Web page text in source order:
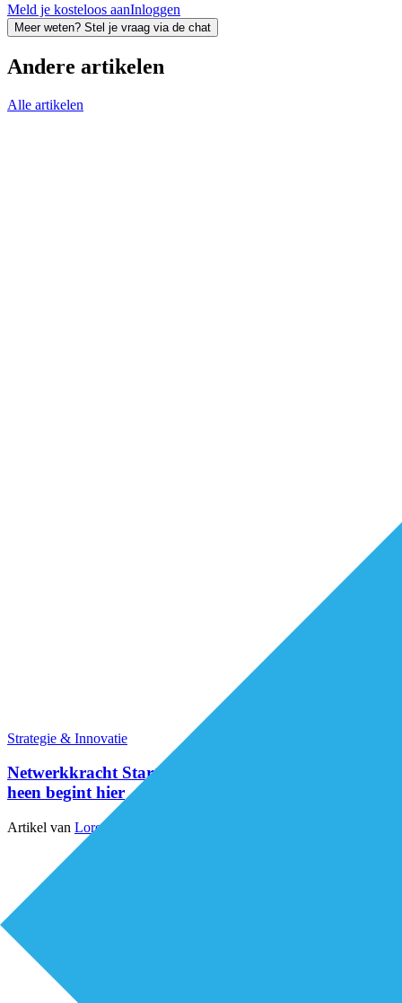
Meld je kosteloos aanInloggen
Meer weten? Stel je vraag via de chat
Andere artikelen
Alle artikelen
Strategie & Innovatie
Netwerkkracht Start: samenwerken over domeinen
heen begint hier
Artikel van Lorenz